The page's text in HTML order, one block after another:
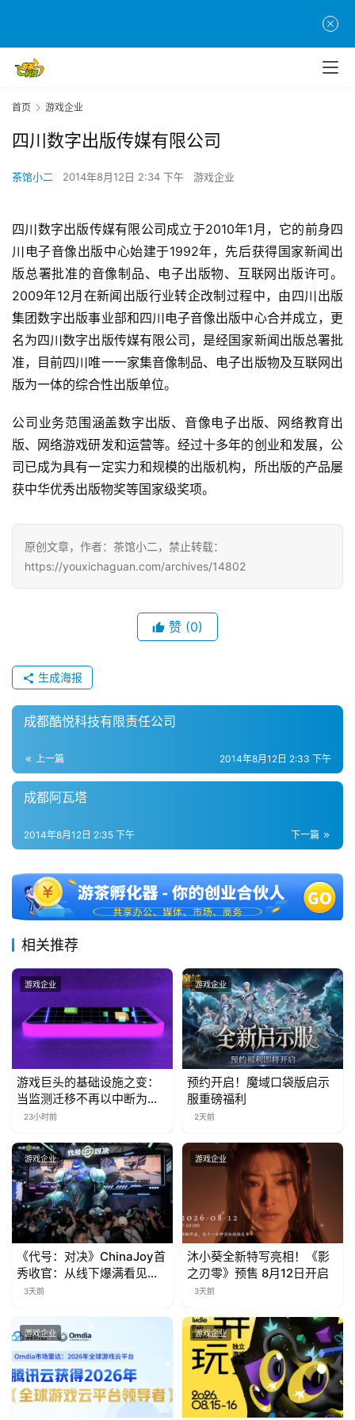
页
游
原
游
戏
业
界
手
游
戏
单
游
戏
休
2
0
第
十
三
金
奖
7
月
3
0
游
茶
对
接
会
上
海
站
中
文
(
首页 游戏企业
四川数字出版传媒有限公司
茶馆小二 2014年8月12日 2:34 下午 游戏企业
四川数字出版传媒有限公司成立于2010年1月，它的前身四
川电子音像出版中心始建于1992年，先后获得国家新闻出
版总署批准的音像制品、电子出版物、互联网出版许可。
2009年12月在新闻出版行业转企改制过程中，由四川出版
集团数字出版事业部和四川电子音像出版中心合并成立，更
名为四川数字出版传媒有限公司，是经国家新闻出版总署批
准，目前四川唯一一家集音像制品、电子出版物及互联网出
版为一体的综合性出版单位。
公司业务范围涵盖数字出版、音像电子出版、网络教育出
版、网络游戏研发和运营等。经过十多年的创业和发展，公
司已成为具有一定实力和规模的出版机构，所出版的产品屡
获中华优秀出版物奖等国家级奖项。
原创文章，作者：茶馆小二，禁止转载：
https://youxichaguan.com/archives/14802
赞 (0)
生成海报
成都酷悦科技有限责任公司
上一篇 2014年8月12日 2:33 下午
成都阿瓦塔
下一篇
2014年8月12日 2:35 下午
相关推荐
游戏企业
游戏巨头的基础设施之变：
当监测迁移不再以中断为代
价23小时前
游戏企业
预约开启！魔域口袋版启示
服重磅福利
2天前
游戏企业
《代号：对决》ChinaJoy首
秀收官：从线下爆满看见玩
家的真实期待
3天前
游戏企业
沐小葵全新特写亮相！《影
之刃零》预售 8月12日开启
3天前
游戏企业 游戏企业